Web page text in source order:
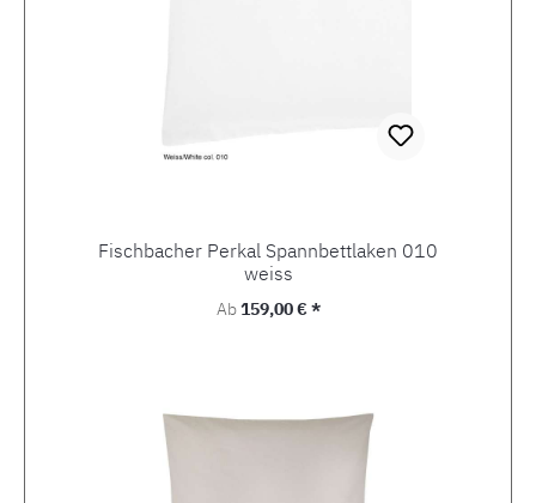
Fischbacher Perkal Spannbettlaken 010
weiss
Regulärer Preis:
Ab159,00 € *